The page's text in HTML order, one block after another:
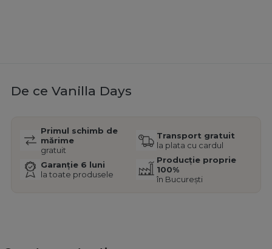
De ce Vanilla Days
Primul schimb de
mărime
gratuit
Transport gratuit
la plata cu cardul
Garanție 6 luni
la toate produsele
Producție proprie
100%
în București